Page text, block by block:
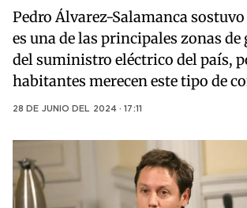
Pedro Álvarez-Salamanca
es una de las principales zonas de
del suministro eléctrico del país,
habitantes merecen este tipo de
28 DE JUNIO DEL 2024 · 17:11